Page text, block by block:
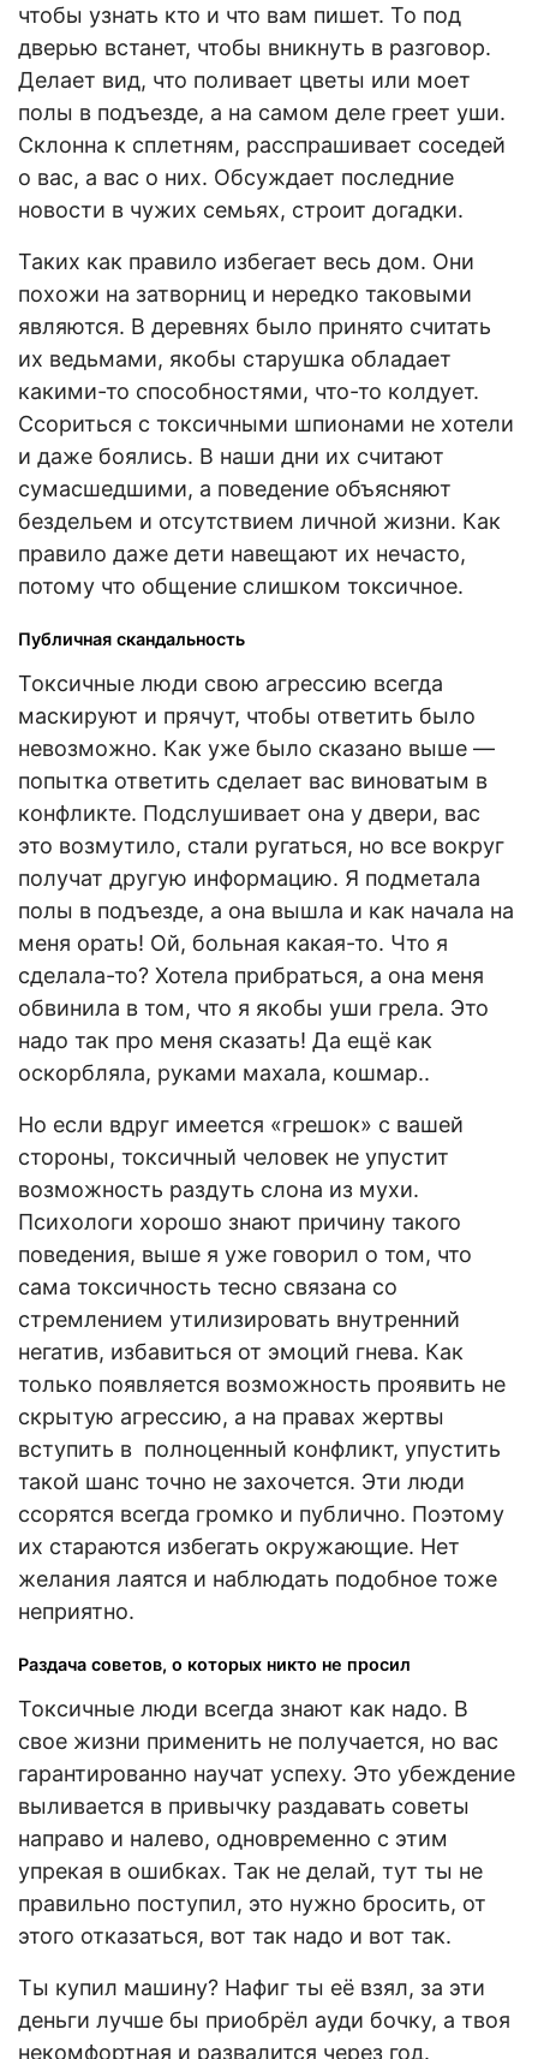
чтобы узнать кто и что вам пишет. То под
дверью встанет, чтобы вникнуть в разговор.
Делает вид, что поливает цветы или моет
полы в подъезде, а на самом деле греет уши.
Склонна к сплетням, расспрашивает соседей
о вас, а вас о них. Обсуждает последние
новости в чужих семьях, строит догадки.
Таких как правило избегает весь дом. Они
похожи на затворниц и нередко таковыми
являются. В деревнях было принято считать
их ведьмами, якобы старушка обладает
какими-то способностями, что-то колдует.
Ссориться с токсичными шпионами не хотели
и даже боялись. В наши дни их считают
сумасшедшими, а поведение объясняют
бездельем и отсутствием личной жизни. Как
правило даже дети навещают их нечасто,
потому что общение слишком токсичное.
Публичная скандальность
Токсичные люди свою агрессию всегда
маскируют и прячут, чтобы ответить было
невозможно. Как уже было сказано выше —
попытка ответить сделает вас виноватым в
конфликте. Подслушивает она у двери, вас
это возмутило, стали ругаться, но все вокруг
получат другую информацию. Я подметала
полы в подъезде, а она вышла и как начала на
меня орать! Ой, больная какая-то. Что я
сделала-то? Хотела прибраться, а она меня
обвинила в том, что я якобы уши грела. Это
надо так про меня сказать! Да ещё как
оскорбляла, руками махала, кошмар..
Но если вдруг имеется «грешок» с вашей
стороны, токсичный человек не упустит
возможность раздуть слона из мухи.
Психологи хорошо знают причину такого
поведения, выше я уже говорил о том, что
сама токсичность тесно связана со
стремлением утилизировать внутренний
негатив, избавиться от эмоций гнева. Как
только появляется возможность проявить не
скрытую агрессию, а на правах жертвы
вступить в полноценный конфликт, упустить
такой шанс точно не захочется. Эти люди
ссорятся всегда громко и публично. Поэтому
их стараются избегать окружающие. Нет
желания лаятся и наблюдать подобное тоже
неприятно.
Раздача советов, о которых никто не просил
Токсичные люди всегда знают как надо. В
свое жизни применить не получается, но вас
гарантированно научат успеху. Это убеждение
выливается в привычку раздавать советы
направо и налево, одновременно с этим
упрекая в ошибках. Так не делай, тут ты не
правильно поступил, это нужно бросить, от
этого отказаться, вот так надо и вот так.
Ты купил машину? Нафиг ты её взял, за эти
деньги лучше бы приобрёл ауди бочку, а твоя
некомфортная и развалится через год.